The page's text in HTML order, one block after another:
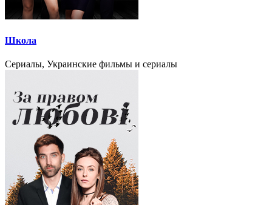
Школа
Сериалы, Украинские фильмы и сериалы